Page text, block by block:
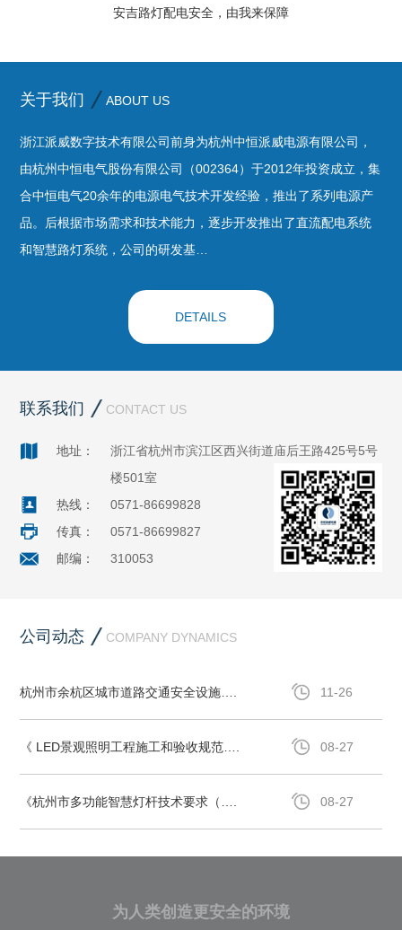
安吉路灯配电安全，由我来保障
关于我们 ABOUT US
浙江派威数字技术有限公司前身为杭州中恒派威电源有限公司，
由杭州中恒电气股份有限公司（002364）于2012年投资成立，集
合中恒电气20余年的电源电气技术开发经验，推出了系列电源产
品。后根据市场需求和技术能力，逐步开发推出了直流配电系统
和智慧路灯系统，公司的研发基…
DETAILS
联系我们 CONTACT US
地址：
浙江省杭州市滨江区西兴街道庙后王路425号5号
楼501室
热线：
0571-86699828
传真：
0571-86699827
邮编：
310053
公司动态 COMPANY DYNAMICS
杭州市余杭区城市道路交通安全设施…. 11-26
《 LED景观照明工程施工和验收规范…. 08-27
《杭州市多功能智慧灯杆技术要求（…. 08-27
为人类创造更安全的环境